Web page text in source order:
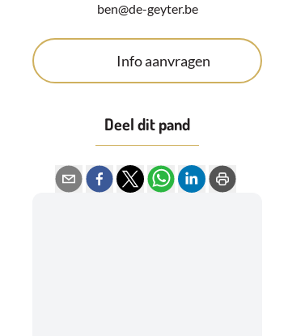
ben@de-geyter.be
Info aanvragen
Deel dit pand